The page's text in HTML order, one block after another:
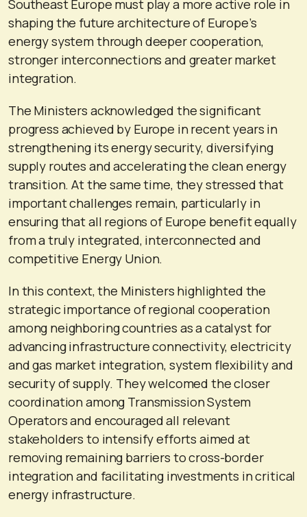
Southeast Europe must play a more active role in
shaping the future architecture of Europe’s
energy system through deeper cooperation,
stronger interconnections and greater market
integration.
The Ministers acknowledged the significant
progress achieved by Europe in recent years in
strengthening its energy security, diversifying
supply routes and accelerating the clean energy
transition. At the same time, they stressed that
important challenges remain, particularly in
ensuring that all regions of Europe benefit equally
from a truly integrated, interconnected and
competitive Energy Union.
In this context, the Ministers highlighted the
strategic importance of regional cooperation
among neighboring countries as a catalyst for
advancing infrastructure connectivity, electricity
and gas market integration, system flexibility and
security of supply. They welcomed the closer
coordination among Transmission System
Operators and encouraged all relevant
stakeholders to intensify efforts aimed at
removing remaining barriers to cross-border
integration and facilitating investments in critical
energy infrastructure.